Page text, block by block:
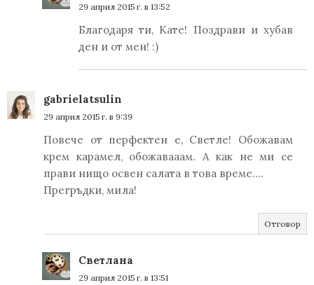
29 април 2015 г. в 13:52
Благодаря ти, Кате! Поздрави и хубав
ден и от мен! :)
gabrielatsulin
29 април 2015 г. в 9:39
Повече от перфектен е, Светле! Обожавам
крем карамел, обожавааам. А как не ми се
прави нищо освен салата в това време....
Прегръдки, мила!
Отговор
Светлана
29 април 2015 г. в 13:51